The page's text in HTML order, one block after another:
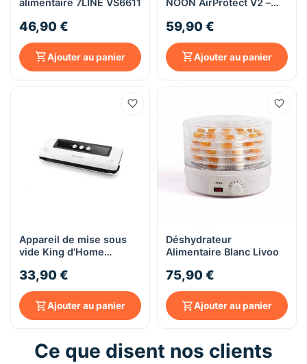
alimentaire 7LINE VS6611
46,90 €
Ajouter au panier
NOON AirProtect V2 –
30 cm – Blanc
59,90 €
Ajouter au panier
Appareil de mise sous
vide King d’Home
33,90 €
Ajouter au panier
Déshydrateur
Alimentaire Blanc Livoo
75,90 €
Ajouter au panier
Ce que disent nos clients